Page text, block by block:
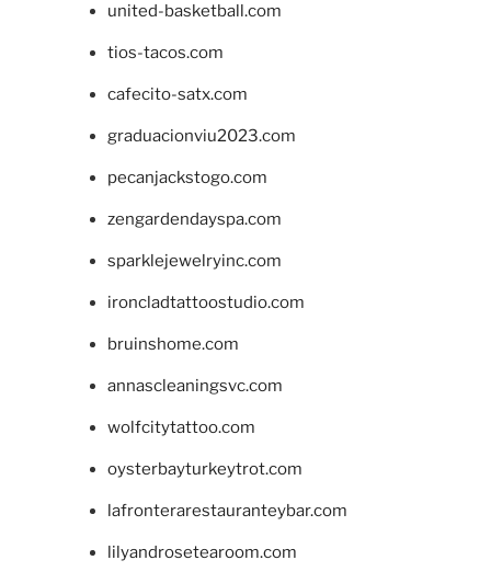
united-basketball.com
tios-tacos.com
cafecito-satx.com
graduacionviu2023.com
pecanjackstogo.com
zengardendayspa.com
sparklejewelryinc.com
ironcladtattoostudio.com
bruinshome.com
annascleaningsvc.com
wolfcitytattoo.com
oysterbayturkeytrot.com
lafronterarestauranteybar.com
lilyandrosetearoom.com